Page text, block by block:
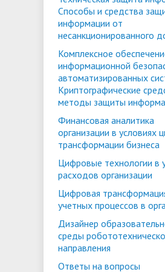
• Конкурсы на
должностей
• Координационный
• Олимпиада
малых городов"
ориентации и
трудоустройству
«Карьера»
• Платные
• Стипендии и меры
обучающихся
• Абитуриенту
• Организация питания
образовательной
Способы и средства
информации от
несанкционированного
Комплексное
информационной
автоматизированных
Криптографические
методы защиты
Финансовая аналитика
организации в условиях
трансформации бизнеса
Цифровые технологии в
расходов организации
Цифровая
учетных процессов в
Дизайнер
среды
направления
Ответы на вопросы